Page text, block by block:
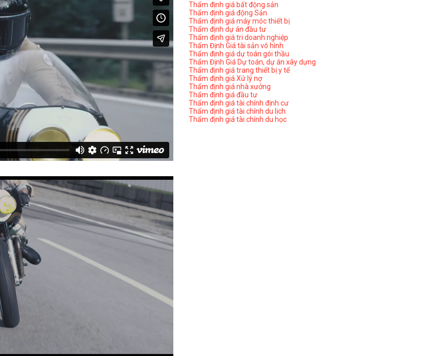
Thẩm định giá bất động sản
Thẩm định giá động Sản
Thẩm định giá máy móc thiết bị
Thẩm định dự án đầu tư
Thẩm định giá tri doanh nghiệp
Thẩm Định Giá tài sản vô hình
Thẩm định giá dự toán gói thầu
Thẩm Định Giá Dự toán, dự án xây dựng
Thẩm định giá trang thiết bị y tế
Thẩm định giá Xử lý nợ
Thẩm định giá nhà xưởng
Thẩm định giá đầu tư
Thẩm định giá tài chính định cư
Thẩm định giá tài chính du lịch
Thẩm định giá tài chính du học